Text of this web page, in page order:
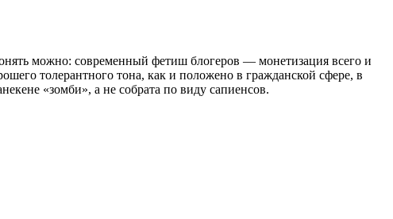
можно: современный фетиш блогеров — монетизация всего и
толерантного тона, как и положено в гражданской сфере, в
«зомби», а не собрата по виду сапиенсов.